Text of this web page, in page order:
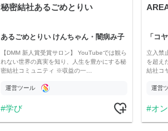
秘密結社あるごめとりい
あるごめとりい けんちゃん・闇病み子
【DMM 新人賞受賞サロン】 YouTubeでは観ら
れない世界の真実を知り、人生を豊かにする秘
密結社コミュニティ ※収益の一…
運営ツール
学び
立入禁
を超え
結社コ
運営
オ